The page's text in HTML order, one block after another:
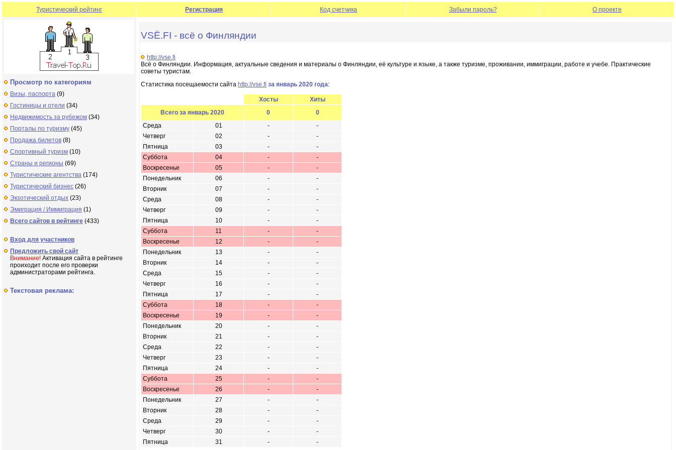
Туристический рейтинг Регистрация Код счетчика Забыли пароль? О проекте
Просмотр по категориям
Визы, паспорта (9)
Гостиницы и отели (34)
Недвижимость за рубежом (34)
Порталы по туризму (45)
Продажа билетов (8)
Спортивный туризм (10)
Страны и регионы (69)
Туристические агентства (174)
Туристический бизнес (26)
Экзотический отдых (23)
Эмиграция / Иммиграция (1)
Всего сайтов в рейтинге (433)
Вход для участников
Предложить свой сайт
Внимание! Активация сайта в рейтинге
проиходит после его проверки
администраторами рейтинга.
Текстовая реклама:
VSЁ.FI - всё о Финляндии
http://vse.fi
Всё о Финляндии. Информация, актуальные сведения и материалы о Финляндии, её культуре и языке, а также туризме, проживании, иммиграции, работе и учебе. Практические
советы туристам.
Статистика посещаемости сайта http://vse.fi за январь 2020 года:
Хосты
Хиты
Всего за январь 2020
0
0
Среда
01 -
-
Четверг
02 -
-
Пятница
03 -
-
Суббота
04 -
-
Воскресенье
05 -
-
Понедельник
06 -
-
Вторник
07 -
-
Среда
08 -
-
Четверг
09 -
-
Пятница
10 -
-
Суббота
11 -
-
Воскресенье
12 -
-
Понедельник
13 -
-
Вторник
14 -
-
Среда
15 -
-
Четверг
16 -
-
Пятница
17 -
-
Суббота
18 -
-
Воскресенье
19 -
-
Понедельник
20 -
-
Вторник
21 -
-
Среда
22 -
-
Четверг
23 -
-
Пятница
24 -
-
Суббота
25 -
-
Воскресенье
26 -
-
Понедельник
27 -
-
Вторник
28 -
-
Среда
29 -
-
Четверг
30 -
-
Пятница
31 - -